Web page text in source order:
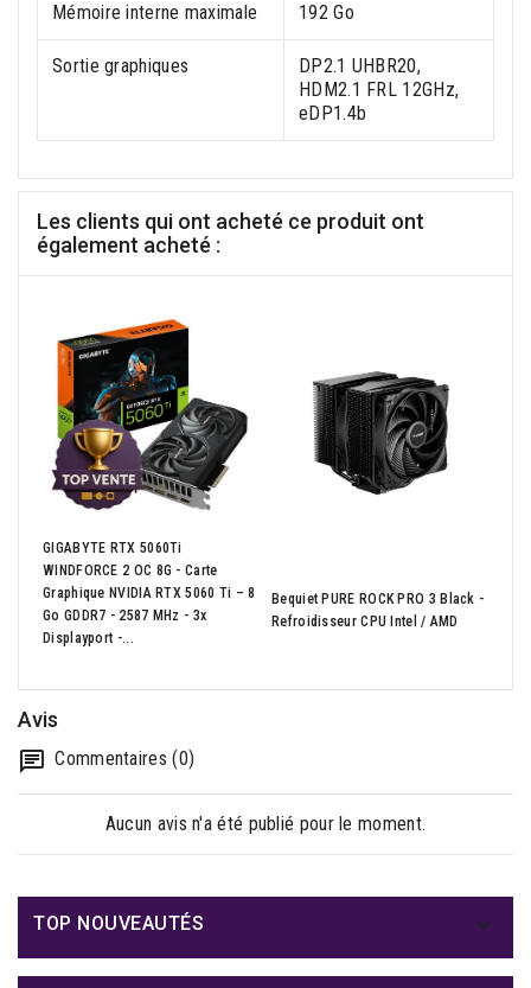
Mémoire interne maximale 192 Go
Sortie graphiques
DP2.1 UHBR20,
HDM2.1 FRL 12GHz,
eDP1.4b
Les clients qui ont acheté ce produit ont
également acheté :
GIGABYTE RTX 5060Ti
WINDFORCE 2 OC 8G - Carte
Graphique NVIDIA RTX 5060 Ti – 8
Go GDDR7 - 2587 MHz - 3x
Displayport -...
Bequiet PURE ROCK PRO 3 Black -
Refroidisseur CPU Intel / AMD
Avis
Commentaires (0)
Aucun avis n'a été publié pour le moment.
TOP NOUVEAUTÉS 